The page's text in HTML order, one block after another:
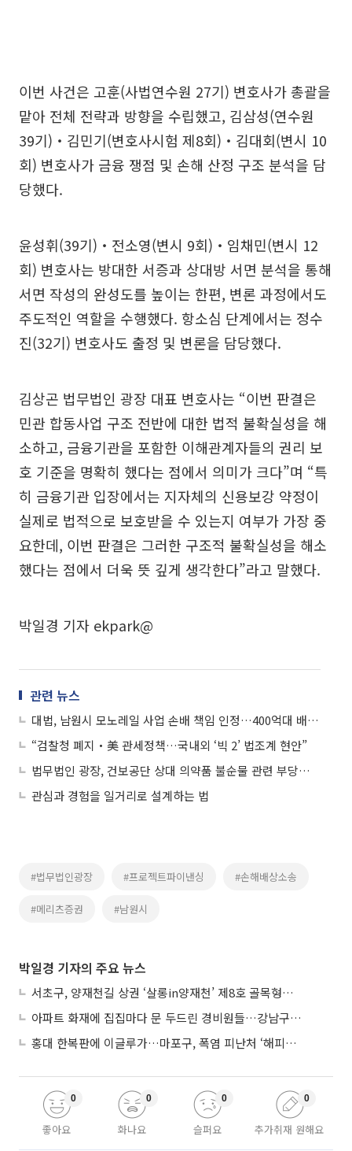
이번 사건은 고훈(사법연수원 27기) 변호사가 총괄을
맡아 전체 전략과 방향을 수립했고, 김삼성(연수원
39기)‧김민기(변호사시험 제8회)‧김대회(변시 10
회) 변호사가 금융 쟁점 및 손해 산정 구조 분석을 담
당했다.
윤성휘(39기)‧전소영(변시 9회)‧임채민(변시 12
회) 변호사는 방대한 서증과 상대방 서면 분석을 통해
서면 작성의 완성도를 높이는 한편, 변론 과정에서도
주도적인 역할을 수행했다. 항소심 단계에서는 정수
진(32기) 변호사도 출정 및 변론을 담당했다.
김상곤 법무법인 광장 대표 변호사는 “이번 판결은
민관 합동사업 구조 전반에 대한 법적 불확실성을 해
소하고, 금융기관을 포함한 이해관계자들의 권리 보
호 기준을 명확히 했다는 점에서 의미가 크다”며 “특
히 금융기관 입장에서는 지자체의 신용보강 약정이
실제로 법적으로 보호받을 수 있는지 여부가 가장 중
요한데, 이번 판결은 그러한 구조적 불확실성을 해소
했다는 점에서 더욱 뜻 깊게 생각한다”라고 말했다.
박일경 기자 ekpark@
관련 뉴스
대법, 남원시 모노레일 사업 손배 책임 인정…400억대 배상 확정
“검찰청 폐지‧美 관세정책…국내외 ‘빅 2’ 법조계 현안”
법무법인 광장, 건보공단 상대 의약품 불순물 관련 부당이득반환 소송 승소
관심과 경험을 일거리로 설계하는 법
#법무법인광장 #프로젝트파이낸싱 #손해배상소송
#메리츠증권 #남원시
박일경 기자의 주요 뉴스
서초구, 양재천길 상권 ‘살롱in양재천’ 제8호 골목형상점가 지정
아파트 화재에 집집마다 문 두드린 경비원들…강남구 감사장 수여
홍대 한복판에 이글루가…마포구, 폭염 피난처 ‘해피소’ 운영
좋아요
0
화나요
0
슬퍼요
0
추가취재 원해요
0